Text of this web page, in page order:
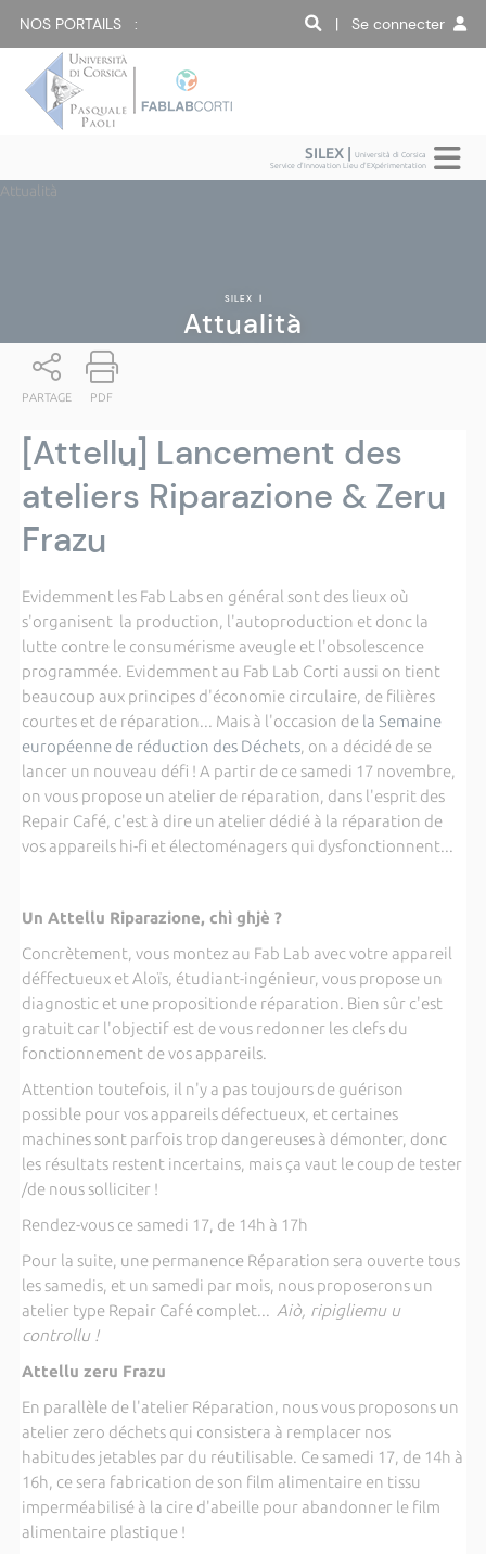
NOS PORTAILS : | Se connecter
SILEX |Università di Corsica
Service d'Innovation Lieu d'EXpérimentation
Attualità
SILEX |
Attualità
PARTAGE PDF
[Attellu] Lancement des
ateliers Riparazione & Zeru
Frazu
Evidemment les Fab Labs en général sont des lieux où
s'organisent la production, l'autoproduction et donc la
lutte contre le consumérisme aveugle et l'obsolescence
programmée. Evidemment au Fab Lab Corti aussi on tient
beaucoup aux principes d'économie circulaire, de filières
courtes et de réparation... Mais à l'occasion dela Semaine
européenne de réduction des Déchets, on a décidé de se
lancer un nouveau défi ! A partir de ce samedi 17 novembre,
on vous propose un atelier de réparation, dans l'esprit des
Repair Café, c'est à dire un atelier dédié à la réparation de
vos appareils hi-fi et électoménagers qui dysfonctionnent...
Un Attellu Riparazione, chì ghjè ?
Concrètement, vous montez au Fab Lab avec votre appareil
déffectueux et Aloïs, étudiant-ingénieur, vous propose un
diagnostic et une propositionde réparation. Bien sûr c'est
gratuit car l'objectif est de vous redonner les clefs du
fonctionnement de vos appareils.
Attention toutefois, il n'y a pas toujours de guérison
possible pour vos appareils défectueux, et certaines
machines sont parfois trop dangereuses à démonter, donc
les résultats restent incertains, mais ça vaut le coup de tester
/de nous solliciter !
Rendez-vous ce samedi 17, de 14h à 17h
Pour la suite, une permanence Réparation sera ouverte tous
les samedis, et un samedi par mois, nous proposerons un
atelier type Repair Café complet... Aiò, ripigliemu u
controllu !
Attellu zeru Frazu
En parallèle de l'atelier Réparation, nous vous proposons un
atelier zero déchets qui consistera à remplacer nos
habitudes jetables par du réutilisable. Ce samedi 17, de 14h à
16h, ce sera fabrication de son film alimentaire en tissu
imperméabilisé à la cire d'abeille pour abandonner le film
alimentaire plastique !